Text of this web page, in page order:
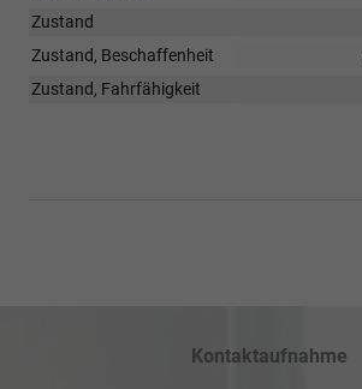
Zustand
Zustand, Beschaffenheit
Zustand, Fahrfähigkeit
Kontaktaufnahme